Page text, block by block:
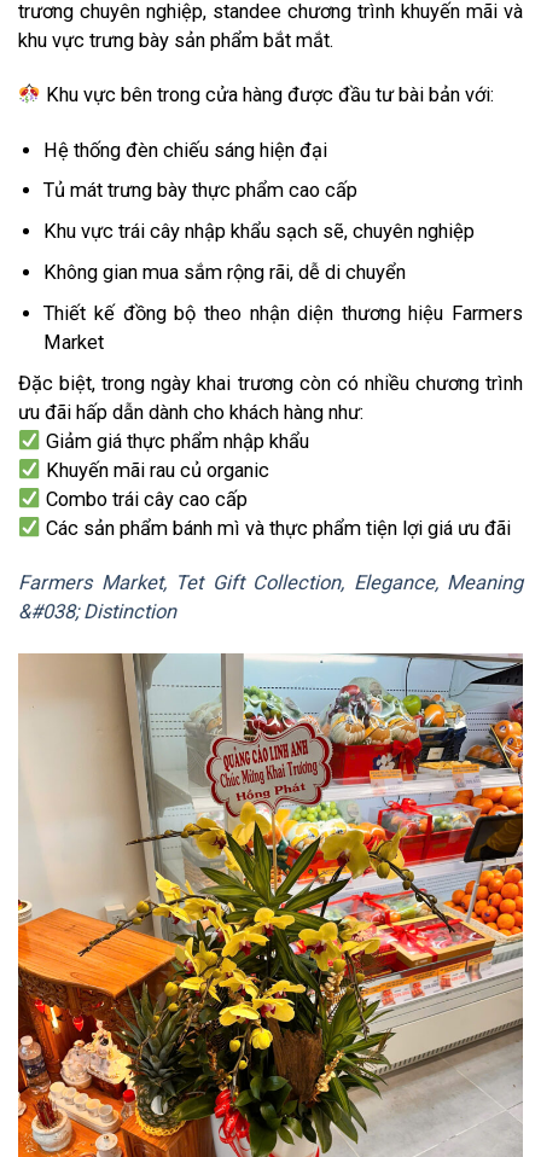
trương chuyên nghiệp, standee chương trình khuyến mãi và
khu vực trưng bày sản phẩm bắt mắt.
Khu vực bên trong cửa hàng được đầu tư bài bản với:
Hệ thống đèn chiếu sáng hiện đại
Tủ mát trưng bày thực phẩm cao cấp
Khu vực trái cây nhập khẩu sạch sẽ, chuyên nghiệp
Không gian mua sắm rộng rãi, dễ di chuyển
Thiết kế đồng bộ theo nhận diện thương hiệu Farmers
Market
Đặc biệt, trong ngày khai trương còn có nhiều chương trình
ưu đãi hấp dẫn dành cho khách hàng như:
Giảm giá thực phẩm nhập khẩu
Khuyến mãi rau củ organic
Combo trái cây cao cấp
Các sản phẩm bánh mì và thực phẩm tiện lợi giá ưu đãi
Farmers Market, Tet Gift Collection, Elegance, Meaning
&#038; Distinction